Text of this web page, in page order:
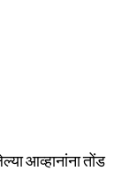
आव्हानांना तोंड